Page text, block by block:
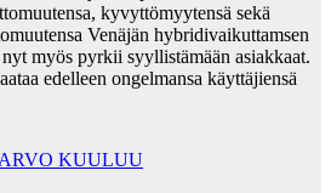
kyvyttömyytensä sekä
Venäjän hybridivaikuttamsen
myös pyrkii syyllistämään asiakkaat.
edelleen ongelmansa käyttäjiensä
KUULUU